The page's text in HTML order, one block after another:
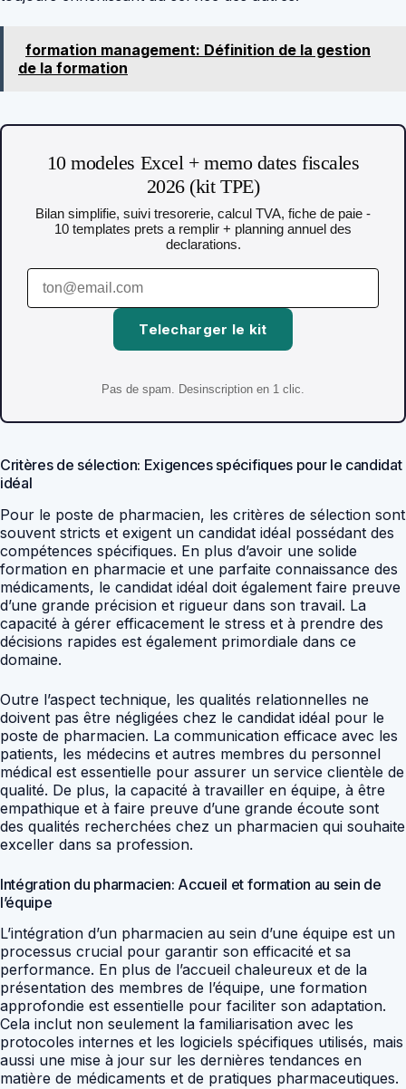
formation management: Définition de la gestion
de la formation
10 modeles Excel + memo dates fiscales
2026 (kit TPE)
Bilan simplifie, suivi tresorerie, calcul TVA, fiche de paie -
10 templates prets a remplir + planning annuel des
declarations.
Telecharger le kit
Pas de spam. Desinscription en 1 clic.
Critères de sélection: Exigences spécifiques pour le candidat
idéal
Pour le poste de pharmacien, les critères de sélection sont
souvent stricts et exigent un candidat idéal possédant des
compétences spécifiques. En plus d’avoir une solide
formation en pharmacie et une parfaite connaissance des
médicaments, le candidat idéal doit également faire preuve
d’une grande précision et rigueur dans son travail. La
capacité à gérer efficacement le stress et à prendre des
décisions rapides est également primordiale dans ce
domaine.
Outre l’aspect technique, les qualités relationnelles ne
doivent pas être négligées chez le candidat idéal pour le
poste de pharmacien. La communication efficace avec les
patients, les médecins et autres membres du personnel
médical est essentielle pour assurer un service clientèle de
qualité. De plus, la capacité à travailler en équipe, à être
empathique et à faire preuve d’une grande écoute sont
des qualités recherchées chez un pharmacien qui souhaite
exceller dans sa profession.
Intégration du pharmacien: Accueil et formation au sein de
l’équipe
L’intégration d’un pharmacien au sein d’une équipe est un
processus crucial pour garantir son efficacité et sa
performance. En plus de l’accueil chaleureux et de la
présentation des membres de l’équipe, une formation
approfondie est essentielle pour faciliter son adaptation.
Cela inclut non seulement la familiarisation avec les
protocoles internes et les logiciels spécifiques utilisés, mais
aussi une mise à jour sur les dernières tendances en
matière de médicaments et de pratiques pharmaceutiques.